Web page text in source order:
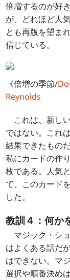
倍増するのが好
が、どれほど人
とも再版を望ま
信じている。
《倍増の季節/
Reynolds
これは、新し
ではない。これ
結果できたもの
私にカードの作
枚である。人気
て、このカード
した。
教訓４：何か
マジック・シ
はよくある話だ
はできない。マ
選択や順番決め